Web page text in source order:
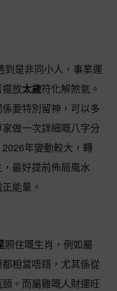
到是非同小人，事業運
放太歲符化解煞氣。
要特別留神，可以多
做一次詳細嘅八字分
年變動較大，轉
最好提前佈局風水
能量。
照住嘅生肖，例如屬
相當唔錯，尤其係從
。而屬雞嘅人財運旺